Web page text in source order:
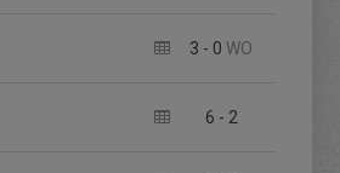
3 - 0 WO
6 - 2